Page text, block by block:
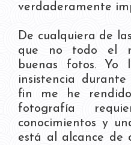
verdaderamente
De cualquiera de
que no todo el
buenas fotos. Yo
insistencia
fin me he
fotografía
conocimientos y
está al alcance de